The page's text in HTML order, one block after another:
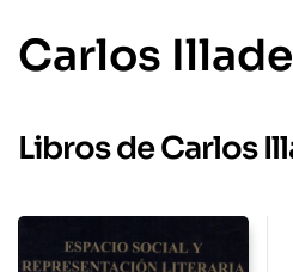
Carlos
Libros de Carlos